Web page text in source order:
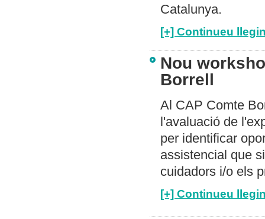
Catalunya.
[+] Continueu
Nou
Borrell
Al CAP Comte
l'avaluació de
per identificar
assistencial que
cuidadors i/o els
[+] Continueu